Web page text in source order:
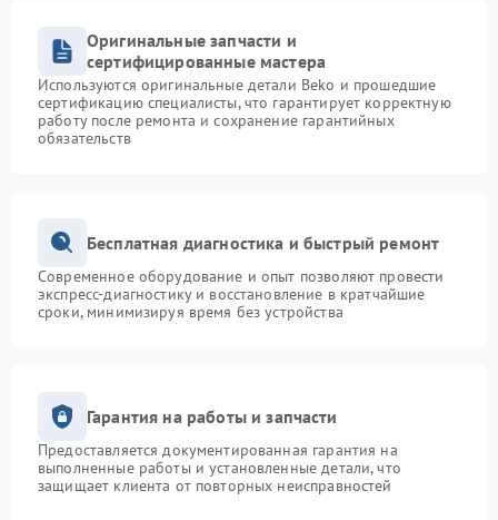
Оригинальные запчасти и
сертифицированные мастера
Используются оригинальные детали Beko и прошедшие
сертификацию специалисты, что гарантирует корректную
работу после ремонта и сохранение гарантийных
обязательств
Бесплатная диагностика и быстрый ремонт
Современное оборудование и опыт позволяют провести
экспресс-диагностику и восстановление в кратчайшие
сроки, минимизируя время без устройства
Гарантия на работы и запчасти
Предоставляется документированная гарантия на
выполненные работы и установленные детали, что
защищает клиента от повторных неисправностей